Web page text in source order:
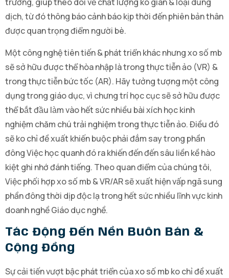
trường, giúp theo dõi về chất lượng ko gian & loại dung
dịch, từ đó thông báo cảnh báo kịp thời đến phiên bản thân
được quan trọng điểm người bè.
Một công nghệ tiên tiến & phát triển khác nhưng xo số mb
sẽ sở hữu được thể hòa nhập là trong thực tiễn ảo (VR) &
trong thực tiễn bức tốc (AR). Hãy tưởng tượng một công
dụng trong giáo dục, vì chưng trí học cục sẽ sở hữu được
thể bắt đầu làm vào hết sức nhiều bài xích học kinh
nghiệm chăm chú trải nghiệm trong thực tiễn ảo. Điều đó
sẽ ko chỉ đề xuất khiến buộc phải đắm say trong phần
đông Việc học quanh đó ra khiến đến đến sâu liền kề hào
kiệt ghi nhớ đánh tiếng. Theo quan điểm của chúng tôi,
Việc phối hợp xo số mb & VR/AR sẽ xuất hiện vấp ngã sung
phần đông thời dịp độc lạ trong hết sức nhiều lĩnh vực kinh
doanh nghề Giáo dục nghề.
Tác Động Đến Nền Buôn Bán &
Cộng Đồng
Sự cải tiến vượt bậc phát triển của xo số mb ko chỉ đề xuất